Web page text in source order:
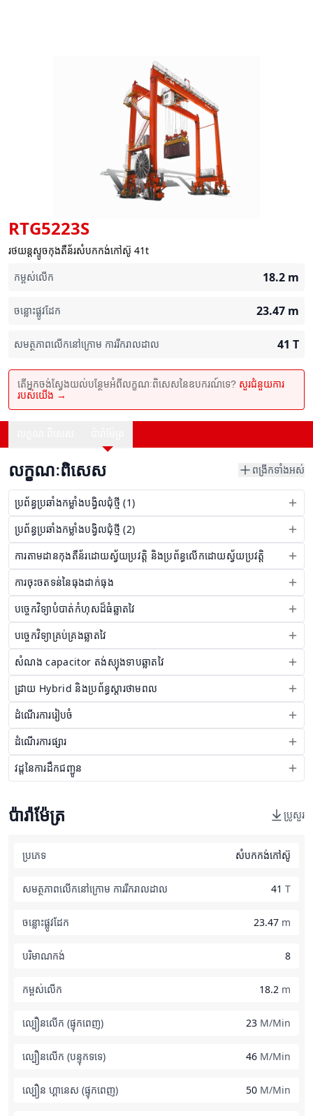
RTG5223S
រថយន្តស្ទូចកុងតឺន័រសំបកកង់កៅស៊ូ 41t
កម្ពស់លើក
18.2 m
ចន្លោះផ្លូវដែក 23.47 m
សមត្ថភាពលើកនៅក្រោម ការរីករាលដាល 41 T
តើអ្នកចង់ស្វែងយល់បន្ថែមអំពីលក្ខណៈពិសេសនៃឧបករណ៍ទេ? សួរជំនួយការ
របស់យើង →
លក្ខណៈពិសេស ពង្រីកទាំងអស់
ប្រព័ន្ធប្រឆាំងកម្លាំងបង្វិលជុំថ្មី (1)
ប្រព័ន្ធប្រឆាំងកម្លាំងបង្វិលជុំថ្មី (2)
ការតាមដានកុងតឺន័រដោយស្វ័យប្រវត្តិ និងប្រព័ន្ធលើកដោយស្វ័យប្រវត្តិ
ការចុះចតទន់នៃធុងដាក់ធុង
បច្ចេកវិទ្យាបំបាត់កំហុសដ៏ធំឆ្លាតវៃ
បច្ចេកវិទ្យាគ្រប់គ្រងឆ្លាតវៃ
សំណង capacitor តង់ស្យុងទាបឆ្លាតវៃ
ដ្រាយ Hybrid និងប្រព័ន្ធស្តារថាមពល
ដំណើរការរៀបចំ
ដំណើរការផ្សារ
វដ្តនៃការដឹកជញ្ជូន
ប៉ារ៉ាម៉ែត្រ ប្រូសួរ
ប្រភេទ សំបកកង់កៅស៊ូ
សមត្ថភាពលើកនៅក្រោម ការរីករាលដាល 41 T
ចន្លោះផ្លូវដែក 23.47 m
បរិមាណកង់ 8
កម្ពស់លើក 18.2 m
ល្បឿនលើក (ផ្ទុកពេញ) 23 M/Min
ល្បឿនលើក (បន្ទុកទទេ) 46 M/Min
ល្បឿន ហ្គានេស (ផ្ទុកពេញ) 50 M/Min